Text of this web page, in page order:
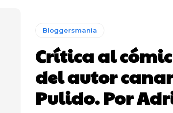
Bloggersmanía
Crítica al
del autor
Pulido. Por